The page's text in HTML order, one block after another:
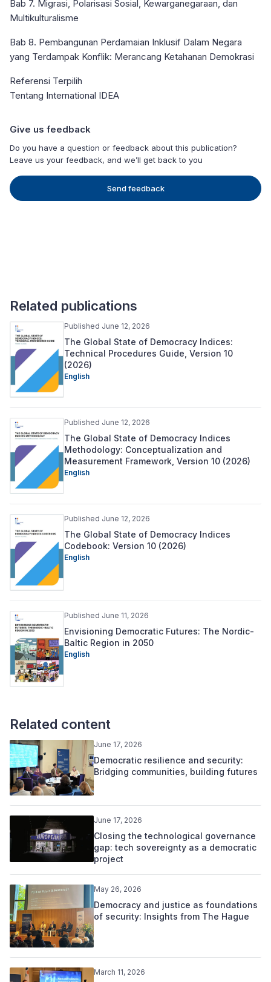
Bab 7. Migrasi, Polarisasi Sosial, Kewarganegaraan, dan
Multikulturalisme
Bab 8. Pembangunan Perdamaian Inklusif Dalam Negara
yang Terdampak Konflik: Merancang Ketahanan Demokrasi
Referensi Terpilih
Tentang International IDEA
Give us feedback
Do you have a question or feedback about this publication?
Leave us your feedback, and we’ll get back to you
Send feedback
Related publications
Published June 12, 2026
The Global State of Democracy Indices:
Technical Procedures Guide, Version 10
(2026)
English
Published June 12, 2026
The Global State of Democracy Indices
Methodology: Conceptualization and
Measurement Framework, Version 10 (2026)
English
Published June 12, 2026
The Global State of Democracy Indices
Codebook: Version 10 (2026)
English
Published June 11, 2026
Envisioning Democratic Futures: The Nordic-
Baltic Region in 2050
English
Related content
June 17, 2026
Democratic resilience and security:
Bridging communities, building futures
June 17, 2026
Closing the technological governance
gap: tech sovereignty as a democratic
project
May 26, 2026
Democracy and justice as foundations
of security: Insights from The Hague
March 11, 2026